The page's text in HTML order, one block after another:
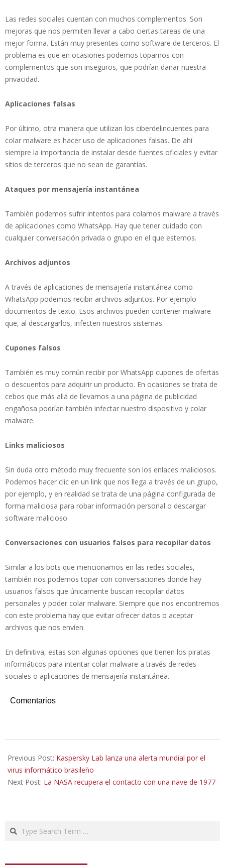
Las redes sociales cuentan con muchos complementos. Son
mejoras que nos permiten llevar a cabo ciertas tareas de una
mejor forma. Están muy presentes como software de terceros. El
problema es que en ocasiones podemos toparnos con
complementos que son inseguros, que podrían dañar nuestra
privacidad.
Aplicaciones falsas
Por último, otra manera que utilizan los ciberdelincuentes para
colar malware es hacer uso de aplicaciones falsas. De ahí
siempre la importancia de instalar desde fuentes oficiales y evitar
sitios de terceros que no sean de garantías.
Ataques por mensajería instantánea
También podemos sufrir intentos para colarnos malware a través
de aplicaciones como WhatsApp. Hay que tener cuidado con
cualquier conversación privada o grupo en el que estemos.
Archivos adjuntos
A través de aplicaciones de mensajería instantánea como
WhatsApp podemos recibir archivos adjuntos. Por ejemplo
documentos de texto. Esos archivos pueden contener malware
que, al descargarlos, infecten nuestros sistemas.
Cupones falsos
También es muy común recibir por WhatsApp cupones de ofertas
o descuentos para adquirir un producto. En ocasiones se trata de
cebos que más allá de llevarnos a una página de publicidad
engañosa podrían también infectar nuestro dispositivo y colar
malware.
Links maliciosos
Sin duda otro método muy frecuente son los enlaces maliciosos.
Podemos hacer clic en un link que nos llega a través de un grupo,
por ejemplo, y en realidad se trata de una página configurada de
forma maliciosa para robar información personal o descargar
software malicioso.
Conversaciones con usuarios falsos para recopilar datos
Similar a los bots que mencionamos en las redes sociales,
también nos podemos topar con conversaciones donde hay
usuarios falsos que únicamente buscan recopilar datos
personales y poder colar malware. Siempre que nos encontremos
con este problema hay que evitar ofrecer datos o aceptar
archivos que nos envíen.
En definitiva, estas son algunas opciones que tienen los piratas
informáticos para intentar colar malware a través de redes
sociales o aplicaciones de mensajería instantánea.
Comentarios
11-
11
Previous Post: Kaspersky Lab lanza una alerta mundial por el
virus informático brasileño
Next Post: La NASA recupera el contacto con una nave de 1977
Search